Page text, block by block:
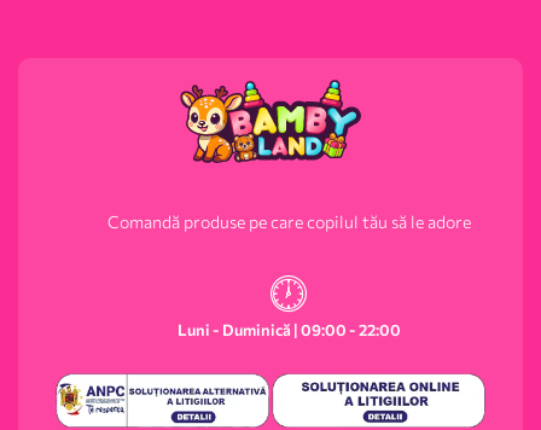
Comandă produse pe care copilul tău să le adore
Luni - Duminică | 09:00 - 22:00